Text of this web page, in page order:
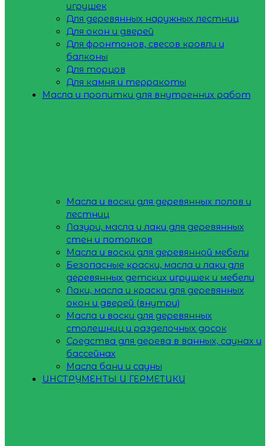
игрушек
Для деревянных наружных лестниц
Для окон и дверей
Для фронтонов, свесов кровли и
балконы
Для торцов
Для камня и терракоты
Масла и пропитки для внутренних работ
Масла и воски для деревянных полов и
лестниц
Лазури, масла и лаки для деревянных
стен и потолков
Масла и воски для деревянной мебели
Безопасные краски, масла и лаки для
деревянных детских игрушек и мебели
Лаки, масла и краски для деревянных
окон и дверей (внутри)
Масла и воски для деревянных
столешниц и разделочных досок
Средства для дерева в ванных, саунах и
бассейнах
Масла бани и сауны
ИНСТРУМЕНТЫ И ГЕРМЕТИКИ